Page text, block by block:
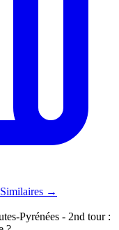
Similaires →